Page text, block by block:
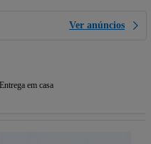
Ver anúncios
Entrega em casa